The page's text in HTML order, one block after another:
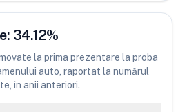
34.12%
la prima prezentare la proba
auto, raportat la numărul
în anii anteriori.